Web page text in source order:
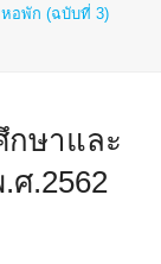
หอพัก (ฉบับที่ 3)
กษาและ
.2562